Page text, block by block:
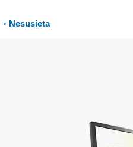
Nesusieta